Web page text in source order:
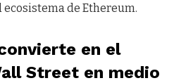
de Ethereum.
en el
Street en medio